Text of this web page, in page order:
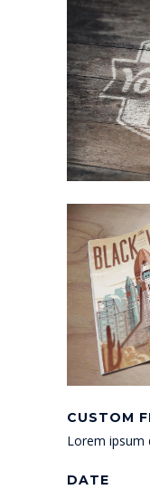
CUSTOM
Lorem
DATE